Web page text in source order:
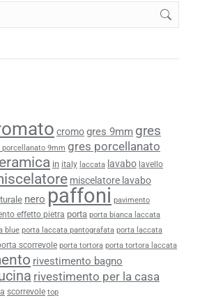
cromogres 9mm gres
porcellanato 9mm gres porcellanato
in italy laccata lavabo lavello
miscelatore lavabo
nero paffoni pavimento
effetto pietra porta porta bianca laccata
blue porta laccata pantografata porta laccata
scorrevole porta tortora porta tortora laccata
rivestimento bagno
rivestimento per la casa
scorrevole top